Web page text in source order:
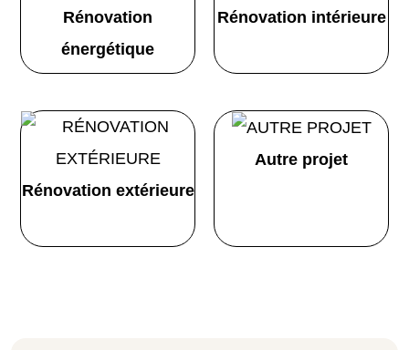
Rénovation
énergétique
Rénovation intérieure
Rénovation extérieure
Autre projet